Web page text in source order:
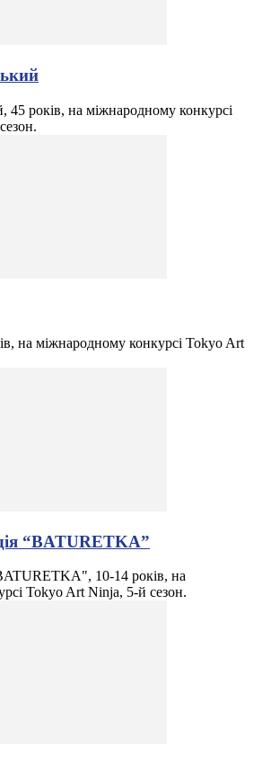
45 років, на міжнародному конкурсі
на міжнародному конкурсі Tokyo Art
“BATURETKA”
10-14 років, на
Tokyo Art Ninja, 5-й сезон.